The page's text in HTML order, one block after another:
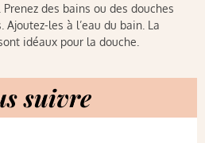
des bains ou des douches
les à l’eau du bain. La
idéaux pour la douche.
suivre